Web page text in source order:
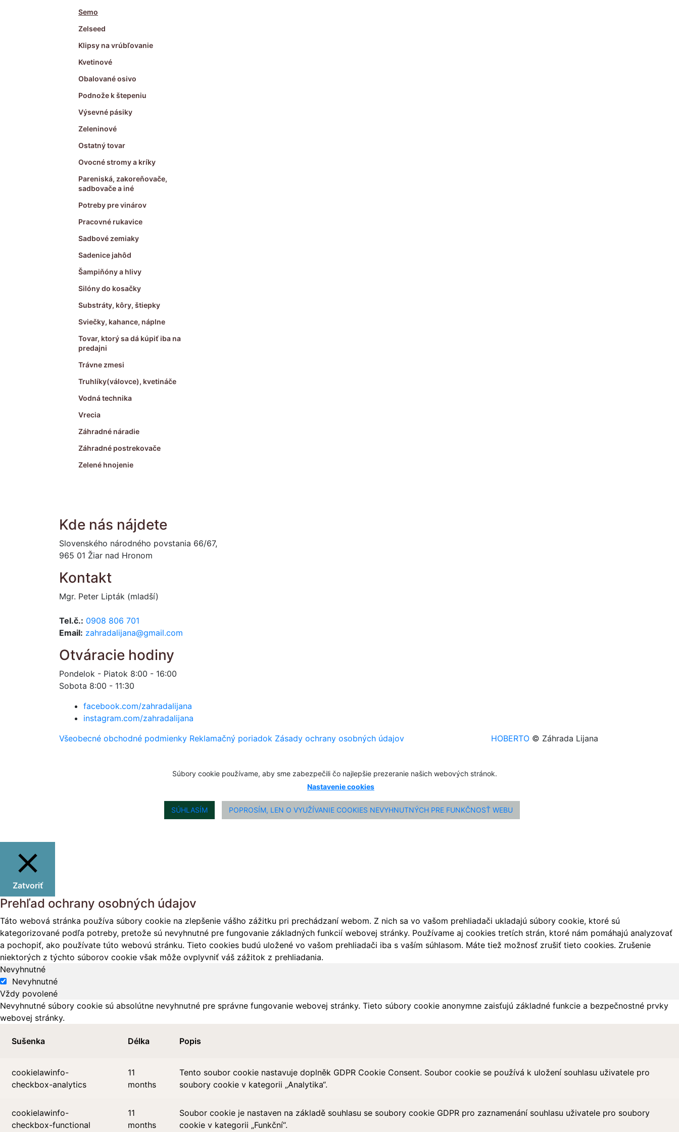
Semo
Zelseed
Klipsy na vrúbľovanie
Kvetinové
Obalované osivo
Podnože k štepeniu
Výsevné pásiky
Zeleninové
Ostatný tovar
Ovocné stromy a kríky
Pareniská, zakoreňovače,
sadbovače a iné
Potreby pre vinárov
Pracovné rukavice
Sadbové zemiaky
Sadenice jahôd
Šampiňóny a hlivy
Silóny do kosačky
Substráty, kôry, štiepky
Sviečky, kahance, náplne
Tovar, ktorý sa dá kúpiť iba na
predajni
Trávne zmesi
Truhlíky(válovce), kvetináče
Vodná technika
Vrecia
Záhradné náradie
Záhradné postrekovače
Zelené hnojenie
Kde nás nájdete
Slovenského národného povstania 66/67,
965 01 Žiar nad Hronom
Kontakt
Mgr. Peter Lipták (mladší)
Tel.č.: 0908 806 701
Email: zahradalijana@gmail.com
Otváracie hodiny
Pondelok - Piatok 8:00 - 16:00
Sobota 8:00 - 11:30
facebook.com/zahradalijana
instagram.com/zahradalijana
Všeobecné obchodné podmienky Reklamačný poriadok Zásady ochrany osobných údajov HOBERTO © Záhrada Lijana
Súbory cookie používame, aby sme zabezpečili čo najlepšie prezeranie našich webových stránok.
Nastavenie cookies
SÚHLASÍM POPROSÍM, LEN O VYUŽÍVANIE COOKIES NEVYHNUTNÝCH PRE FUNKČNOSŤ WEBU
Zatvoriť
Prehľad ochrany osobných údajov
Táto webová stránka používa súbory cookie na zlepšenie vášho zážitku pri prechádzaní webom. Z nich sa vo vašom prehliadači ukladajú súbory cookie, ktoré sú
kategorizované podľa potreby, pretože sú nevyhnutné pre fungovanie základných funkcií webovej stránky. Používame aj cookies tretích strán, ktoré nám pomáhajú analyzovať
a pochopiť, ako používate túto webovú stránku. Tieto cookies budú uložené vo vašom prehliadači iba s vaším súhlasom. Máte tiež možnosť zrušiť tieto cookies. Zrušenie
niektorých z týchto súborov cookie však môže ovplyvniť váš zážitok z prehliadania.
Nevyhnutné
Nevyhnutné
Vždy povolené
Nevyhnutné súbory cookie sú absolútne nevyhnutné pre správne fungovanie webovej stránky. Tieto súbory cookie anonymne zaisťujú základné funkcie a bezpečnostné prvky
webovej stránky.
Sušenka Délka Popis
cookielawinfo-
checkbox-analytics
11
months
Tento soubor cookie nastavuje doplněk GDPR Cookie Consent. Soubor cookie se používá k uložení souhlasu uživatele pro
soubory cookie v kategorii „Analytika“.
cookielawinfo-
checkbox-functional
11
months
Soubor cookie je nastaven na základě souhlasu se soubory cookie GDPR pro zaznamenání souhlasu uživatele pro soubory
cookie v kategorii „Funkční“.